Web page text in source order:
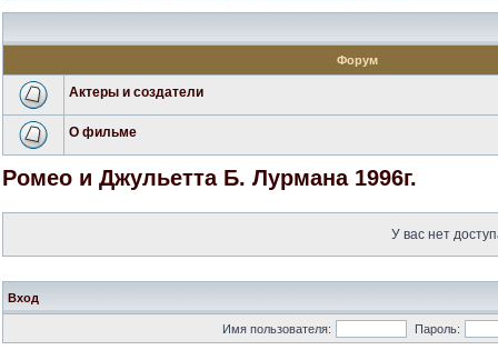
Форум
Актеры и создатели
О фильме
Ромео и Джульетта Б. Лурмана 1996г.
У вас нет
Вход
Имя пользователя: Пароль: